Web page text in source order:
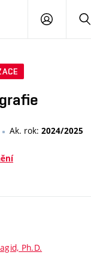
PŘIHLÁSIT
Ak. rok: 2024/2025
Ph.D.